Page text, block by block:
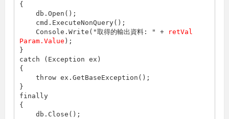
{
    Console.Write(
"取得的輸出資料: " +
retVal
Param.Value );
}
catch (Exception ex)
{
throw ex.GetBaseException();
}
finally
{